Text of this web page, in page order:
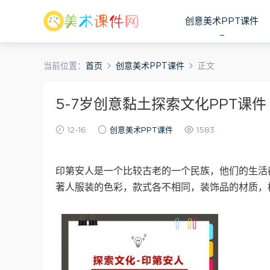
创意美术PPT课件
当前位置： 首页 创意美术PPT课件 正文
5-7岁创意黏土探索文化PPT课
12-16 创意美术PPT课件 1583
印第安人是一个比较古老的一个民族，他们的生
著人服装的色彩，款式各不相同，装饰品的材质